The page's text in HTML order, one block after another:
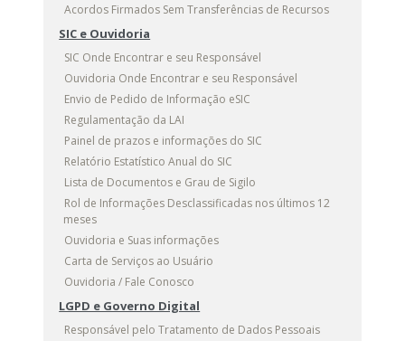
Acordos Firmados Sem Transferências de Recursos
SIC e Ouvidoria
SIC Onde Encontrar e seu Responsável
Ouvidoria Onde Encontrar e seu Responsável
Envio de Pedido de Informação eSIC
Regulamentação da LAI
Painel de prazos e informações do SIC
Relatório Estatístico Anual do SIC
Lista de Documentos e Grau de Sigilo
Rol de Informações Desclassificadas nos últimos 12
meses
Ouvidoria e Suas informações
Carta de Serviços ao Usuário
Ouvidoria / Fale Conosco
LGPD e Governo Digital
Responsável pelo Tratamento de Dados Pessoais